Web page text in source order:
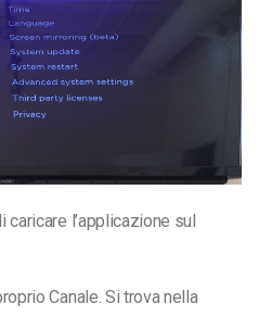
caricare l’applicazione sul
Canale. Si trova nella